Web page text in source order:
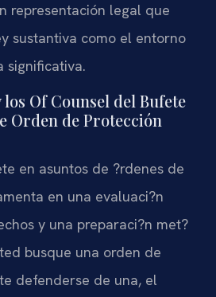
representación legal que
sustantiva como el entorno
significativa.
los Of Counsel del Bufete
Orden de Protección
en asuntos de ?rdenes de
en una evaluaci?n
y una preparaci?n met?
busque una orden de
defenderse de una, el